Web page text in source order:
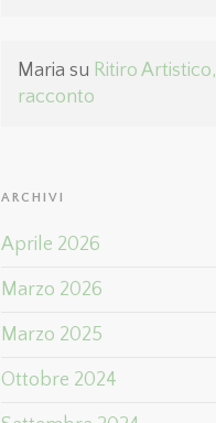
Maria su Ritiro Artistico,
racconto
ARCHIVI
Aprile 2026
Marzo 2026
Marzo 2025
Ottobre 2024